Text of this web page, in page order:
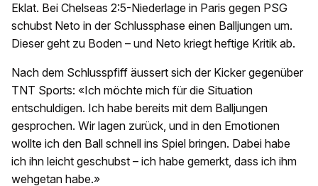
Eklat. Bei Chelseas 2:5-Niederlage in Paris gegen PSG
schubst Neto in der Schlussphase einen Balljungen um.
Dieser geht zu Boden – und Neto kriegt heftige Kritik ab.
Nach dem Schlusspfiff äussert sich der Kicker gegenüber
TNT Sports: «Ich möchte mich für die Situation
entschuldigen. Ich habe bereits mit dem Balljungen
gesprochen. Wir lagen zurück, und in den Emotionen
wollte ich den Ball schnell ins Spiel bringen. Dabei habe
ich ihn leicht geschubst – ich habe gemerkt, dass ich ihm
wehgetan habe.»